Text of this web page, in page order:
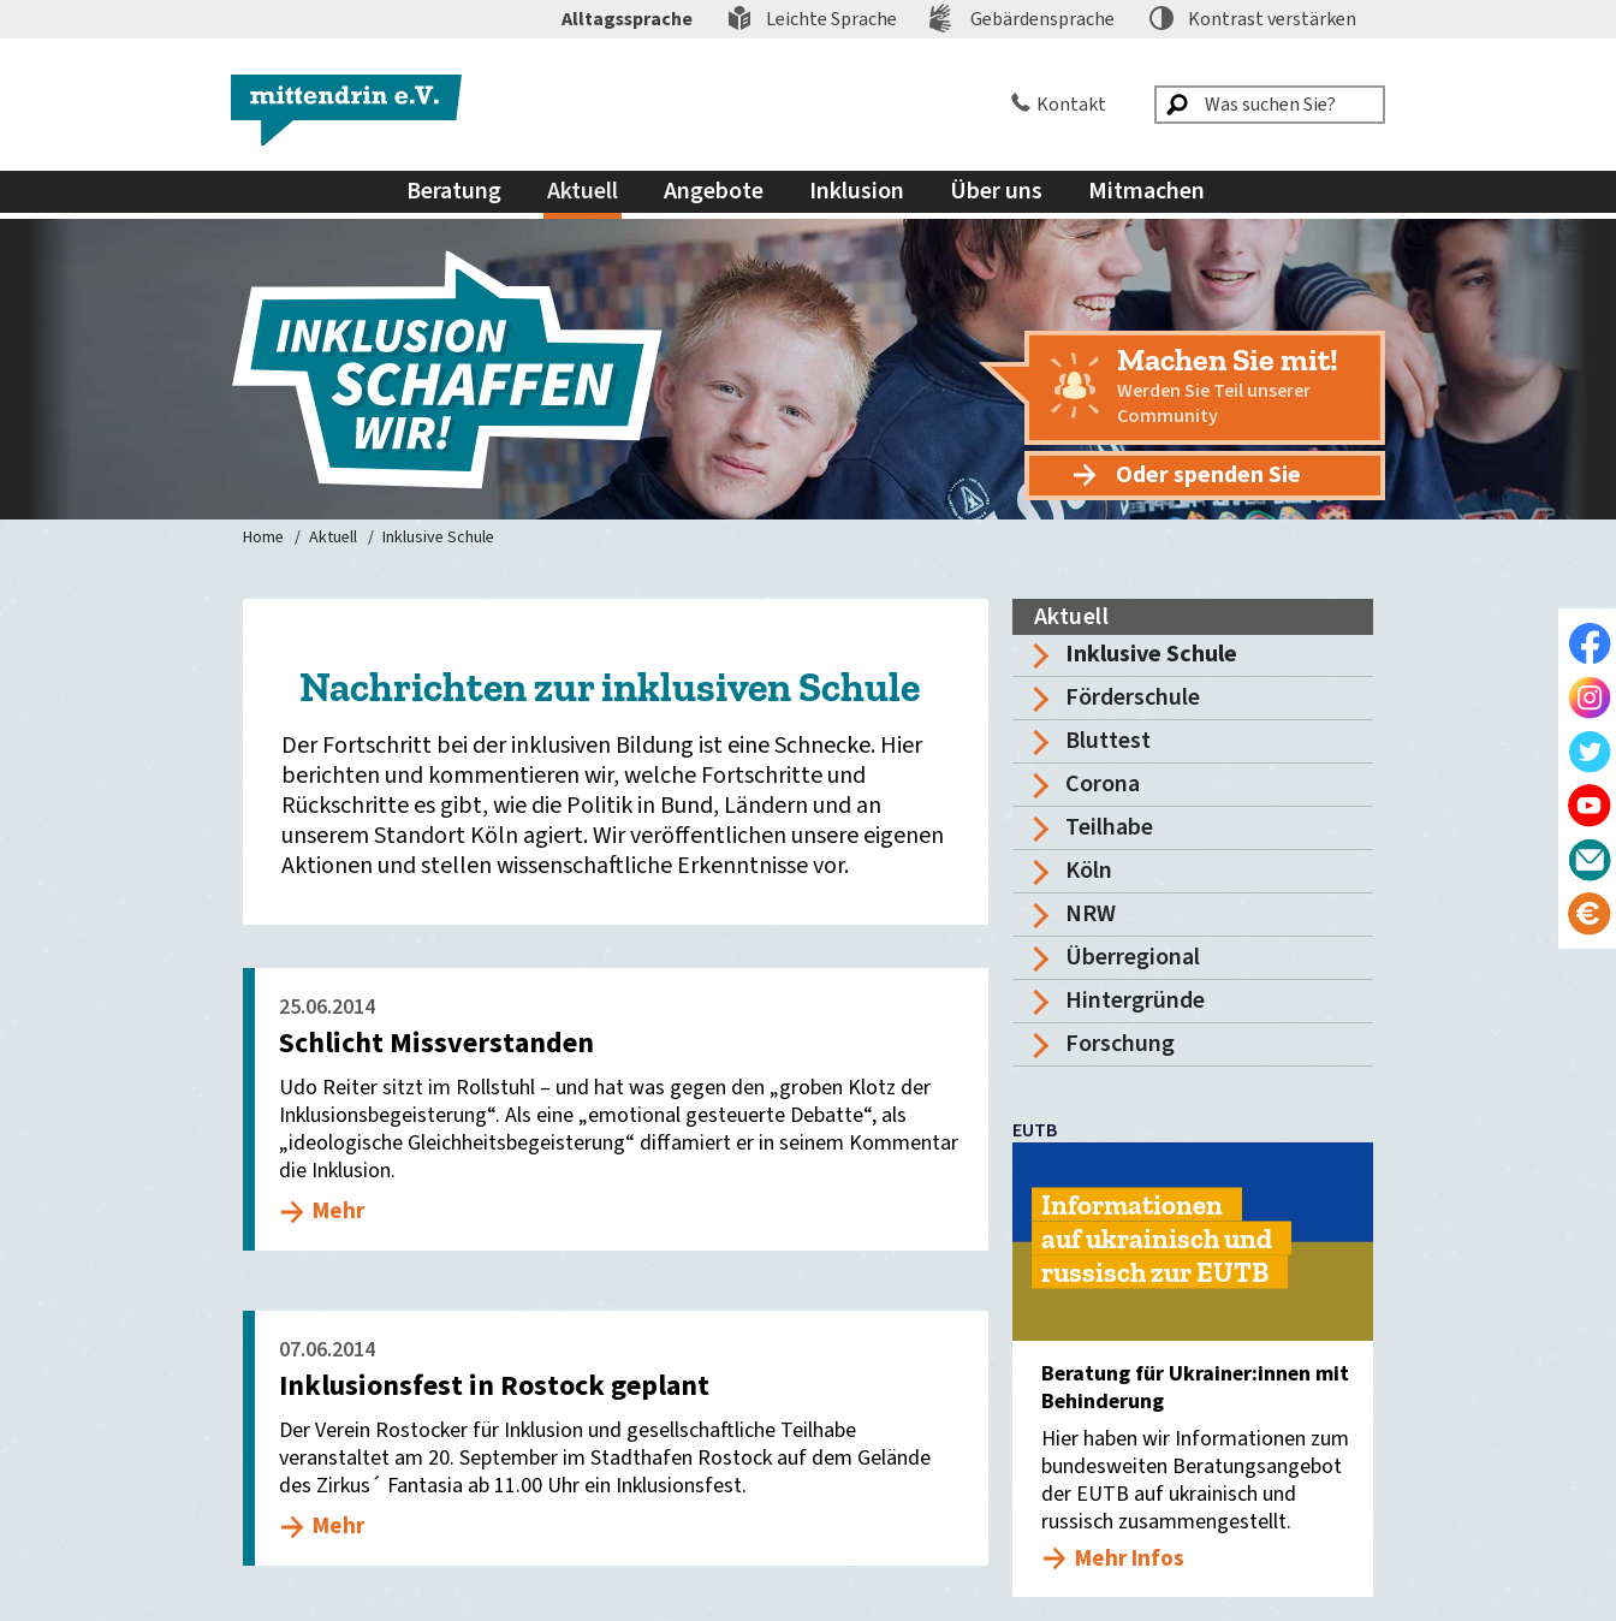
Alltagssprache Leichte Sprache Gebärdensprache Kontrastverstärken
Kontakt
Beratung Aktuell Angebote Inklusion Über uns Mitmachen
Machen Sie mit!
Werden Sie Teil unserer
Community
Oder spenden Sie
Home Aktuell Inklusive Schule
Nachrichten zur inklusiven Schule
Der Fortschritt bei der inklusiven Bildung ist eine Schnecke. Hier
berichten und kommentieren wir, welche Fortschritte und
Rückschritte es gibt, wie die Politik in Bund, Ländern und an
unserem Standort Köln agiert. Wir veröffentlichen unsere eigenen
Aktionen und stellen wissenschaftliche Erkenntnisse vor.
25.06.2014
Schlicht Missverstanden
Udo Reiter sitzt im Rollstuhl – und hat was gegen den „groben Klotz der
Inklusionsbegeisterung“. Als eine „emotional gesteuerte Debatte“, als
„ideologische Gleichheitsbegeisterung“ diffamiert er in seinem Kommentar
die Inklusion.
Mehr
07.06.2014
Inklusionsfest in Rostock geplant
Der Verein Rostocker für Inklusion und gesellschaftliche Teilhabe
veranstaltet am 20. September im Stadthafen Rostock auf dem Gelände
des Zirkus´ Fantasia ab 11.00 Uhr ein Inklusionsfest.
Mehr
Aktuell
Inklusive Schule
Förderschule
Bluttest
Corona
Teilhabe
Köln
NRW
Überregional
Hintergründe
Forschung
EUTB
Informationen
auf ukrainisch und
russisch zur EUTB
Beratung für Ukrainer:innen mit
Behinderung
Hier haben wir Informationen zum
bundesweiten Beratungsangebot
der EUTB auf ukrainisch und
russisch zusammengestellt.
Mehr Infos